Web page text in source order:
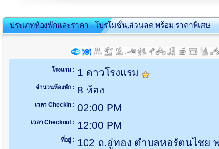
ประเภทห้องพักและราคา - โปรโมชั่น,ส่วนลด พร้อม ราคาพิเศษ
โรงแรม : 1 ดาวโรงแรม
จำนวนห้องพัก : 8 ห้อง
เวลา Checkin : 02:00 PM
เวลา Checkout : 12:00 PM
ที่อยู่ : 102 ถ.อู่ทอง ตำบลหอรัตนไชย